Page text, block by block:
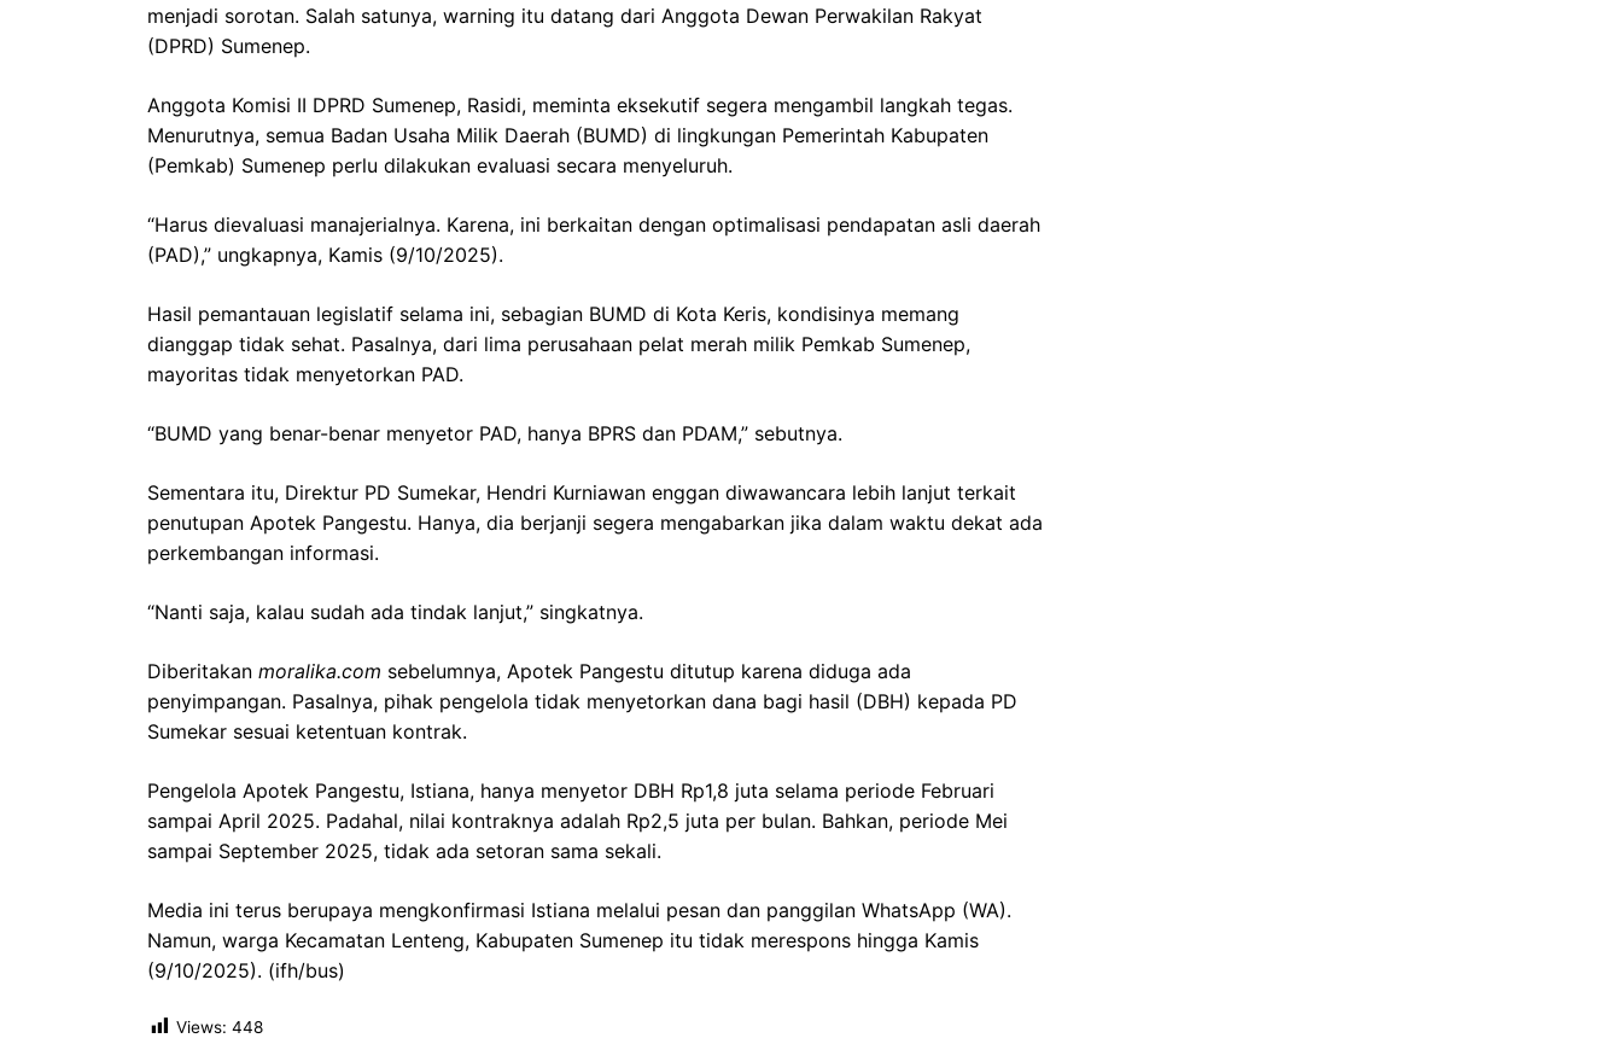
menjadi sorotan. Salah satunya, warning itu datang dari Anggota Dewan Perwakilan Rakyat
(DPRD) Sumenep.
Anggota Komisi II DPRD Sumenep, Rasidi, meminta eksekutif segera mengambil langkah tegas.
Menurutnya, semua Badan Usaha Milik Daerah (BUMD) di lingkungan Pemerintah Kabupaten
(Pemkab) Sumenep perlu dilakukan evaluasi secara menyeluruh.
“Harus dievaluasi manajerialnya. Karena, ini berkaitan dengan optimalisasi pendapatan asli daerah
(PAD),” ungkapnya, Kamis (9/10/2025).
Hasil pemantauan legislatif selama ini, sebagian BUMD di Kota Keris, kondisinya memang
dianggap tidak sehat. Pasalnya, dari lima perusahaan pelat merah milik Pemkab Sumenep,
mayoritas tidak menyetorkan PAD.
“BUMD yang benar-benar menyetor PAD, hanya BPRS dan PDAM,” sebutnya.
Sementara itu, Direktur PD Sumekar, Hendri Kurniawan enggan diwawancara lebih lanjut terkait
penutupan Apotek Pangestu. Hanya, dia berjanji segera mengabarkan jika dalam waktu dekat ada
perkembangan informasi.
“Nanti saja, kalau sudah ada tindak lanjut,” singkatnya.
Diberitakan moralika.com sebelumnya, Apotek Pangestu ditutup karena diduga ada
penyimpangan. Pasalnya, pihak pengelola tidak menyetorkan dana bagi hasil (DBH) kepada PD
Sumekar sesuai ketentuan kontrak.
Pengelola Apotek Pangestu, Istiana, hanya menyetor DBH Rp1,8 juta selama periode Februari
sampai April 2025. Padahal, nilai kontraknya adalah Rp2,5 juta per bulan. Bahkan, periode Mei
sampai September 2025, tidak ada setoran sama sekali.
Media ini terus berupaya mengkonfirmasi Istiana melalui pesan dan panggilan WhatsApp (WA).
Namun, warga Kecamatan Lenteng, Kabupaten Sumenep itu tidak merespons hingga Kamis
(9/10/2025). (ifh/bus)
Views: 448